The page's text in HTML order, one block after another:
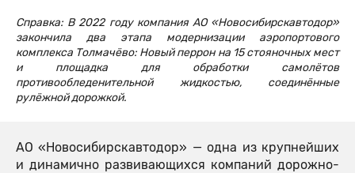
Справка: В 2022 году компания АО «Новосибирскавтодор»
закончила два этапа модернизации аэропортового
комплекса Толмачёво: Новый перрон на 15 стояночных мест
и площадка для обработки самолётов
противообледенительной жидкостью, соединённые
рулёжной дорожкой.
АО «Новосибирскавтодор» — одна из крупнейших
и динамично развивающихся компаний дорожно-